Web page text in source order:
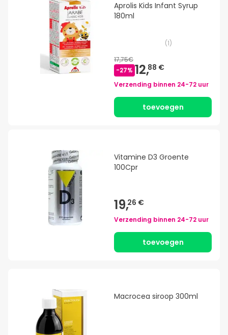
Aprolis Kids Infant Syrup
180ml
(1)
17,75€
-27% 12,88 €
Verzending binnen 24-72 uur
toevoegen
Vitamine D3 Groente
100Cpr
19,26 €
Verzending binnen 24-72 uur
toevoegen
Macrocea siroop 300ml